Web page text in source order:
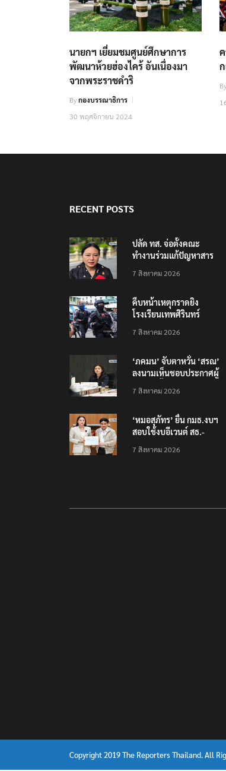
นายก​ฯ เยี่ยมชม​ศูนย์ศึกษาการ
พัฒนาห้วยฮ่องไคร้ อันเนื่องมา
จากพระราชดำริ
Byกองบรรณาธิการ
30 พฤศจิกายน 2024
RECENT POSTS
ปลัด ทส. จ่อตั้งคณะ
ทำงานร่วมแก้ปัญหาสาร
ไทย-เมียนมา
7 สิงหาคม 2026
คืบหน้าเหตุกราดยิง
โรงเรียนเทพศิรินทร์
15 เสียชีวิตแล้ว 5
7 สิงหาคม 2026
‘ภคมน’ จับตาหวั่น ‘สรณ’
ลงนามเห็นชอบประกาศผู้
โครงการกองทุน USO
7 สิงหาคม 2026
‘หมอสุภัทร’ ยื่น กมธ.งบฯ
สอบใช้งบอีเวนต์ สธ.-
ล้าน
7 สิงหาคม 2026
Copyright 2019 The Reporters Thailand. All